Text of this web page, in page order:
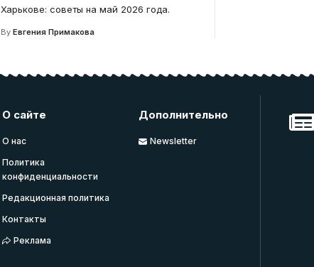
Харькове: советы на май 2026 года.
By Евгения Примакова
О сайте
О нас
Политика
конфиденциальности
Редакционная политика
Контакты
Реклама
Дополнительно
Newsletter